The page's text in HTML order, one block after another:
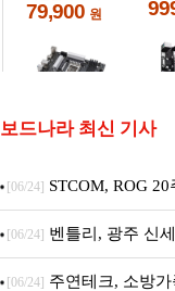
보드나라 최신 기사
[06/24] STCOM, ROG
Crosshair X870E
[06/24] 벤틀리, 광주 신
픈
[06/24] 주연테크, 소방